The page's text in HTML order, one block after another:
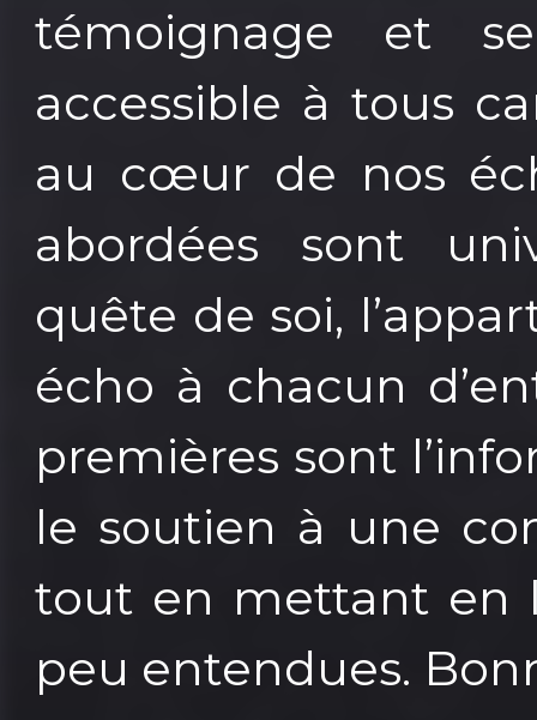
témoignage et
accessible à tous
au cœur de nos
abordées sont
quête de soi,
écho à chacun
premières sont
le soutien à une
tout en mettant en
peu entendues.